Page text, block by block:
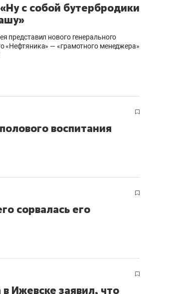
с собой бутербродики
представил нового генерального
«Нефтяника» — «грамотного менеджера»
воспитания
сорвалась его
Ижевске заявил, что